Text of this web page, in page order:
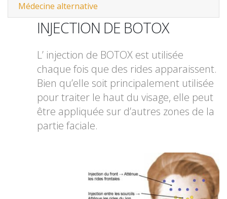
Médecine alternative
INJECTION DE BOTOX
L’ injection de BOTOX est utilisée
chaque fois que des rides apparaissent.
Bien qu’elle soit principalement utilisée
pour traiter le haut du visage, elle peut
être appliquée sur d’autres zones de la
partie faciale.